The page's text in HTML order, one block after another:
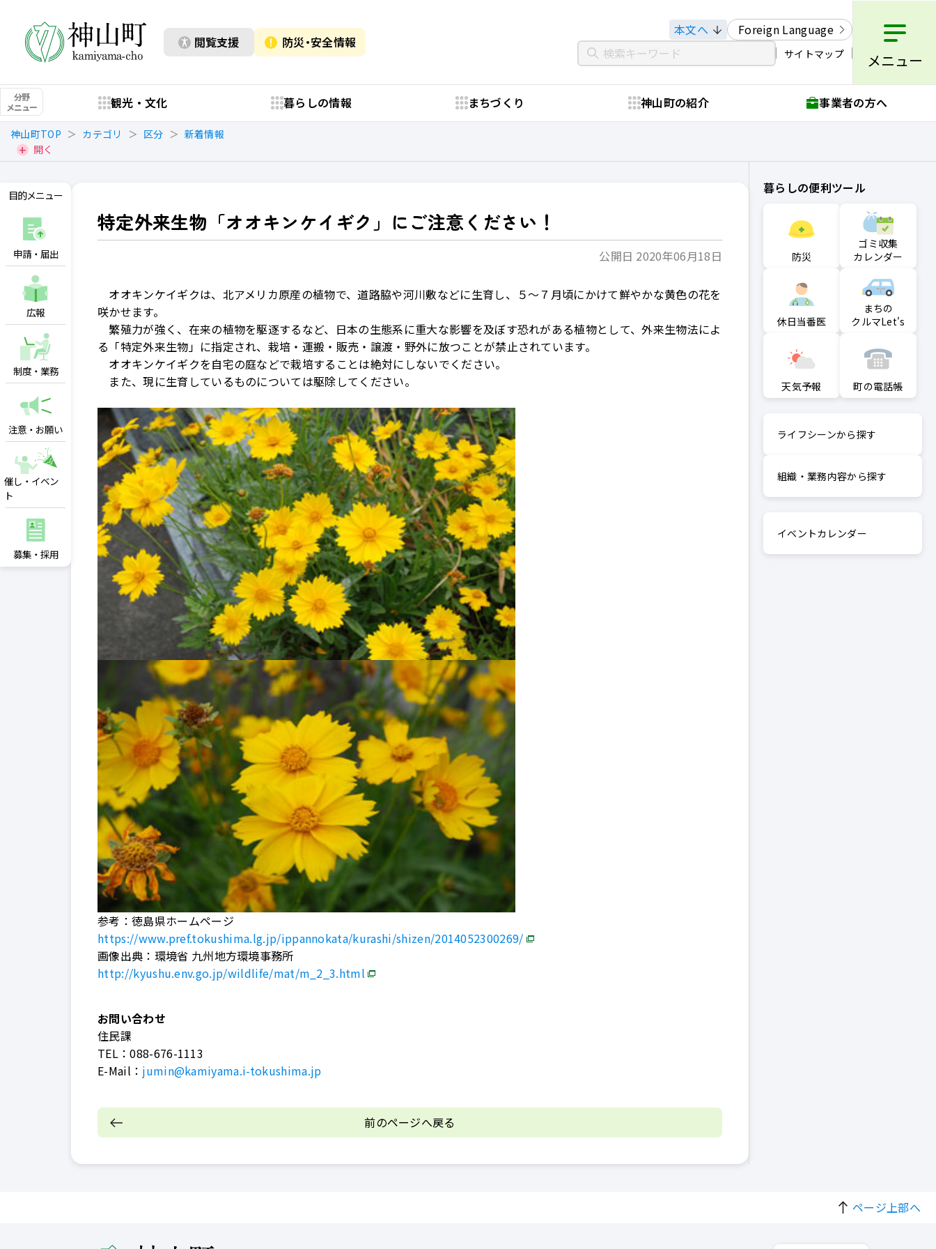
閲覧支援 防災・安全情報
本文へ Foreign Language
サイトマップ メニュー
分野
メニュー
観光・文化 暮らしの情報 まちづくり 神山町の紹介 事業者の方へ
神山町TOP カテゴリ 区分
新着情報
開く
目的メニュー
申請・届出
広報
制度・業務
注意・お願い
催し・イベン
ト
募集・採用
特定外来生物「オオキンケイギク」にご注意ください！
公開日 2020年06月18日
オオキンケイギクは、北アメリカ原産の植物で、道路脇や河川敷などに生育し、５～７月頃にかけて鮮やかな黄色の花を
咲かせます。
繁殖力が強く、在来の植物を駆逐するなど、日本の生態系に重大な影響を及ぼす恐れがある植物として、外来生物法によ
る「特定外来生物」に指定され、栽培・運搬・販売・譲渡・野外に放つことが禁止されています。
オオキンケイギクを自宅の庭などで栽培することは絶対にしないでください。
また、現に生育しているものについては駆除してください。
参考：徳島県ホームページ
https://www.pref.tokushima.lg.jp/ippannokata/kurashi/shizen/2014052300269/
画像出典：環境省 九州地方環境事務所
http://kyushu.env.go.jp/wildlife/mat/m_2_3.html
お問い合わせ
住民課
TEL：088-676-1113
E-Mail： jumin@kamiyama.i-tokushima.jp
前のページへ戻る
暮らしの便利ツール
防災
ゴミ収集
カレンダー
休日当番医
まちの
クルマLet's
天気予報 町の電話帳
ライフシーンから探す
組織・業務内容から探す
イベントカレンダー
ページ上部へ